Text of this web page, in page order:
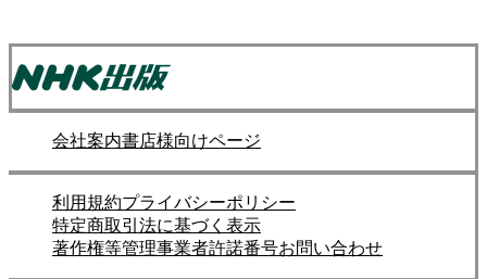
会社案内書店様向けページ
利用規約プライバシーポリシー
特定商取引法に基づく表示
著作権等管理事業者許諾番号お問い合わせ